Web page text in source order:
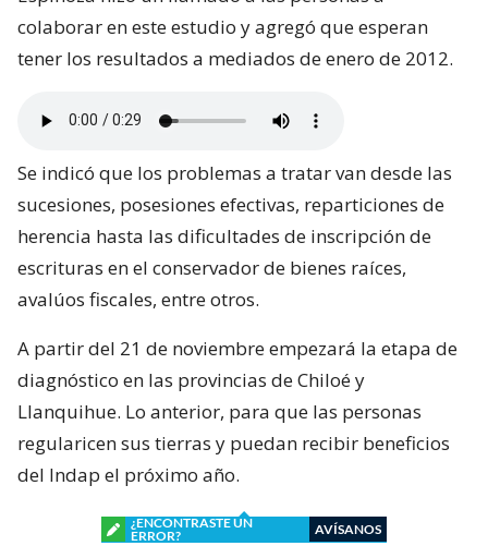
colaborar en este estudio y agregó que esperan
tener los resultados a mediados de enero de 2012.
Se indicó que los problemas a tratar van desde las
sucesiones, posesiones efectivas, reparticiones de
herencia hasta las dificultades de inscripción de
escrituras en el conservador de bienes raíces,
avalúos fiscales, entre otros.
A partir del 21 de noviembre empezará la etapa de
diagnóstico en las provincias de Chiloé y
Llanquihue. Lo anterior, para que las personas
regularicen sus tierras y puedan recibir beneficios
del Indap el próximo año.
¿ENCONTRASTE UN
ERROR?
AVÍSANOS